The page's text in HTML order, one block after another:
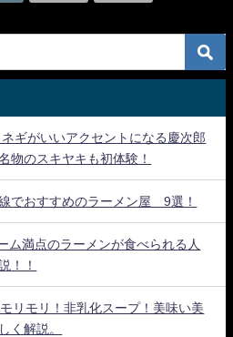
ギがいいアクセントになる慶次郎
物のスキヤキも初体験！
でおすすめのラーメン屋 9選！
満点のラーメンが食べられる人
！！
リモリ！非乳化スープ！美味い美
く解説。